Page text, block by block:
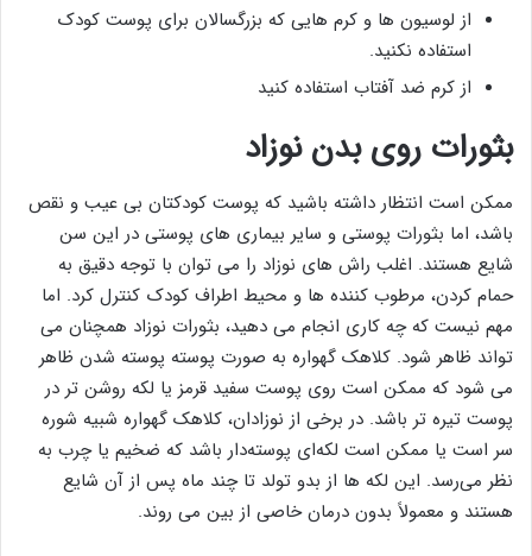
از لوسیون ها و کرم هایی که بزرگسالان برای پوست کودک
استفاده نکنید.
از کرم ضد آفتاب استفاده کنید
بثورات روی بدن نوزاد
ممکن است انتظار داشته باشید که پوست کودکتان بی عیب و نقص
باشد، اما بثورات پوستی و سایر بیماری های پوستی در این سن
شایع هستند. اغلب راش های نوزاد را می توان با توجه دقیق به
حمام کردن، مرطوب کننده ها و محیط اطراف کودک کنترل کرد. اما
مهم نیست که چه کاری انجام می دهید، بثورات نوزاد همچنان می
تواند ظاهر شود. کلاهک گهواره به صورت پوسته پوسته شدن ظاهر
می شود که ممکن است روی پوست سفید قرمز یا لکه روشن تر در
پوست تیره تر باشد. در برخی از نوزادان، کلاهک گهواره شبیه شوره
سر است یا ممکن است لکه‌ای پوسته‌دار باشد که ضخیم یا چرب به
نظر می‌رسد. این لکه ها از بدو تولد تا چند ماه پس از آن شایع
هستند و معمولاً بدون درمان خاصی از بین می روند.